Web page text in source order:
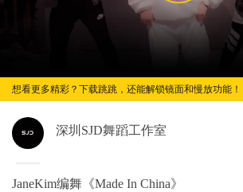
想看更多精彩？下载跳跳，还能解锁镜面和慢放功能！
深圳SJD舞蹈工作室
JaneKim编舞《Made In China》